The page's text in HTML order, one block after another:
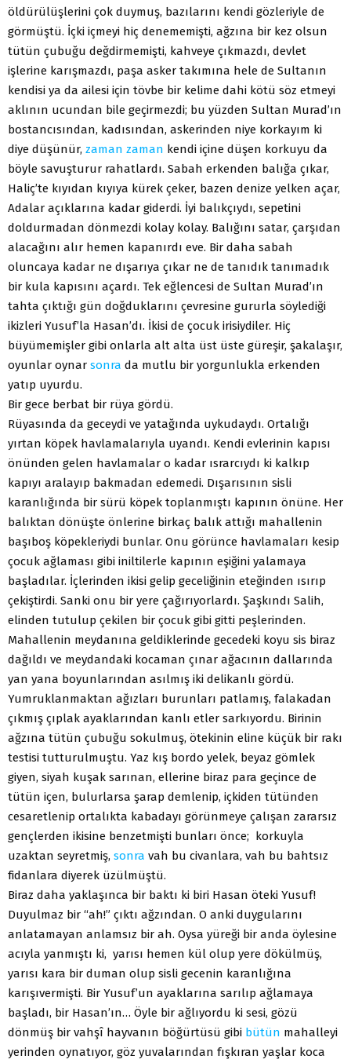
öldürülüşlerini çok duymuş, bazılarını kendi gözleriyle de
görmüştü. İçki içmeyi hiç denememişti, ağzına bir kez olsun
tütün çubuğu değdirmemişti, kahveye çıkmazdı, devlet
işlerine karışmazdı, paşa asker takımına hele de Sultanın
kendisi ya da ailesi için tövbe bir kelime dahi kötü söz etmeyi
aklının ucundan bile geçirmezdi; bu yüzden Sultan Murad’ın
bostancısından, kadısından, askerinden niye korkayım ki
diye düşünür, zaman zaman kendi içine düşen korkuyu da
böyle savuşturur rahatlardı. Sabah erkenden balığa çıkar,
Haliç’te kıyıdan kıyıya kürek çeker, bazen denize yelken açar,
Adalar açıklarına kadar giderdi. İyi balıkçıydı, sepetini
doldurmadan dönmezdi kolay kolay. Balığını satar, çarşıdan
alacağını alır hemen kapanırdı eve. Bir daha sabah
oluncaya kadar ne dışarıya çıkar ne de tanıdık tanımadık
bir kula kapısını açardı. Tek eğlencesi de Sultan Murad’ın
tahta çıktığı gün doğduklarını çevresine gururla söylediği
ikizleri Yusuf’la Hasan’dı. İkisi de çocuk irisiydiler. Hiç
büyümemişler gibi onlarla alt alta üst üste güreşir, şakalaşır,
oyunlar oynar sonra da mutlu bir yorgunlukla erkenden
yatıp uyurdu.
Bir gece berbat bir rüya gördü.
Rüyasında da geceydi ve yatağında uykudaydı. Ortalığı
yırtan köpek havlamalarıyla uyandı. Kendi evlerinin kapısı
önünden gelen havlamalar o kadar ısrarcıydı ki kalkıp
kapıyı aralayıp bakmadan edemedi. Dışarısının sisli
karanlığında bir sürü köpek toplanmıştı kapının önüne. Her
balıktan dönüşte önlerine birkaç balık attığı mahallenin
başıboş köpekleriydi bunlar. Onu görünce havlamaları kesip
çocuk ağlaması gibi iniltilerle kapının eşiğini yalamaya
başladılar. İçlerinden ikisi gelip geceliğinin eteğinden ısırıp
çekiştirdi. Sanki onu bir yere çağırıyorlardı. Şaşkındı Salih,
elinden tutulup çekilen bir çocuk gibi gitti peşlerinden.
Mahallenin meydanına geldiklerinde gecedeki koyu sis biraz
dağıldı ve meydandaki kocaman çınar ağacının dallarında
yan yana boyunlarından asılmış iki delikanlı gördü.
Yumruklanmaktan ağızları burunları patlamış, falakadan
çıkmış çıplak ayaklarından kanlı etler sarkıyordu. Birinin
ağzına tütün çubuğu sokulmuş, ötekinin eline küçük bir rakı
testisi tutturulmuştu. Yaz kış bordo yelek, beyaz gömlek
giyen, siyah kuşak sarınan, ellerine biraz para geçince de
tütün içen, bulurlarsa şarap demlenip, içkiden tütünden
cesaretlenip ortalıkta kabadayı görünmeye çalışan zararsız
gençlerden ikisine benzetmişti bunları önce; korkuyla
uzaktan seyretmiş, sonra vah bu civanlara, vah bu bahtsız
fidanlara diyerek üzülmüştü.
Biraz daha yaklaşınca bir baktı ki biri Hasan öteki Yusuf!
Duyulmaz bir “ah!” çıktı ağzından. O anki duygularını
anlatamayan anlamsız bir ah. Oysa yüreği bir anda öylesine
acıyla yanmıştı ki, yarısı hemen kül olup yere dökülmüş,
yarısı kara bir duman olup sisli gecenin karanlığına
karışıvermişti. Bir Yusuf’un ayaklarına sarılıp ağlamaya
başladı, bir Hasan’ın… Öyle bir ağlıyordu ki sesi, gözü
dönmüş bir vahşî hayvanın böğürtüsü gibi bütün mahalleyi
yerinden oynatıyor, göz yuvalarından fışkıran yaşlar koca